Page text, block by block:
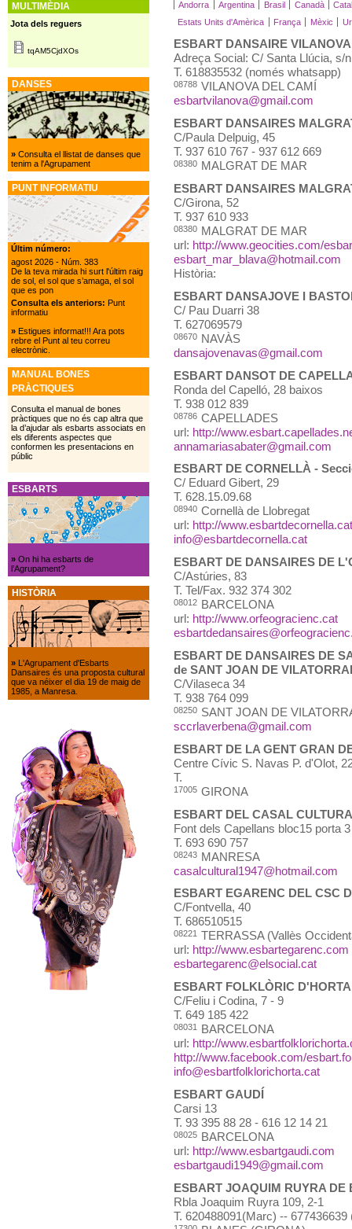
Andorra Argentina Brasil Canadà
Estats Units d'Amèrica
França Mèxic
ESBART DANSAIRE
Adreça Social: C/ Santa Llúcia, s/
T. 618835532 (només whatsapp)
08788 VILANOVA DEL CAMÍ
esbartvilanova@gmail.com
ESBART DANSAIRES
C/Paula Delpuig, 45
T. 937 610 767 - 937 612 669
08380 MALGRAT DE MAR
ESBART DANSAIRES
C/Girona, 52
T. 937 610 933
08380 MALGRAT DE MAR
url: http://www.geocities.com/
esbart_mar_blava@hotmail.com
Història:
ESBART DANSAJOVE I
C/ Pau Duarri 38
T. 627069579
08670 NAVÀS
dansajovenavas@gmail.com
ESBART DANSOT DE
Ronda del Capelló, 28 baixos
T. 938 012 839
08786 CAPELLADES
url: http://
annamariasabater@gmail.com
ESBART DE CORNELLÀ -
C/ Eduard Gibert, 29
T. 628.15.09.68
08940 Cornellà de Llobregat
url: http://www.esbartdecornella.cat
info@esbartdecornella.cat
ESBART DE DANSAIRES DE
C/Astúries, 83
T. Tel/Fax. 932 374 302
08012 BARCELONA
url: http://www.orfeogracienc.cat
ESBART DE DANSAIRES DE
de SANT JOAN DE
C/Vilaseca 34
T. 938 764 099
08250 SANT JOAN DE
sccrlaverbena@gmail.com
ESBART DE LA GENT GRAN
Centre Cívic S. Navas P. d'Olot,
T.
17005 GIRONA
ESBART DEL CASAL
Font dels Capellans bloc15 porta
T. 693 690 757
08243 MANRESA
casalcultural1947@hotmail.com
ESBART EGARENC DEL CSC
C/Fontvella, 40
T. 686510515
08221
TERRASSA (Vallès
url: http://www.esbartegarenc.com
esbartegarenc@elsocial.cat
ESBART FOLKLÒRIC D'HORTA
C/Feliu i Codina, 7 - 9
T. 649 185 422
08031
BARCELONA
url: http://
http://www.facebook.com/
info@esbartfolklorichorta.cat
ESBART GAUDÍ
Carsi 13
T. 93 395 88 28 - 616 12 14 21
08025 BARCELONA
url: http://www.esbartgaudi.com
esbartgaudi1949@gmail.com
ESBART JOAQUIM RUYRA DE
Rbla Joaquim Ruyra 109, 2-1
T. 620488091(Marc) --
MULTIMÈDIA
Jota dels reguers
tqAM5CjdXOs
DANSES
»Consulta el llistat de danses que
tenim a l'Agrupament
PUNT INFORMATIU
Últim número:
agost 2026 - Núm. 383
De la teva mirada hi surt l'últim raig
de sol, el sol que s’amaga, el sol
que es pon
Consulta els anteriors: Punt
informatiu
»Estigues informat!!! Ara pots
rebre el Punt al teu correu
electrònic.
MANUAL BONES
PRÀCTIQUES
Consulta el manual de bones
pràctiques que no és cap altra que
la d’ajudar als esbarts associats en
els diferents aspectes que
conformen les presentacions en
públic
ESBARTS
»On hi ha esbarts de
l’Agrupament?
HISTÒRIA
» L'Agrupament d'Esbarts
Dansaires és una proposta cultural
que va néixer el dia 19 de maig de
1985, a Manresa.